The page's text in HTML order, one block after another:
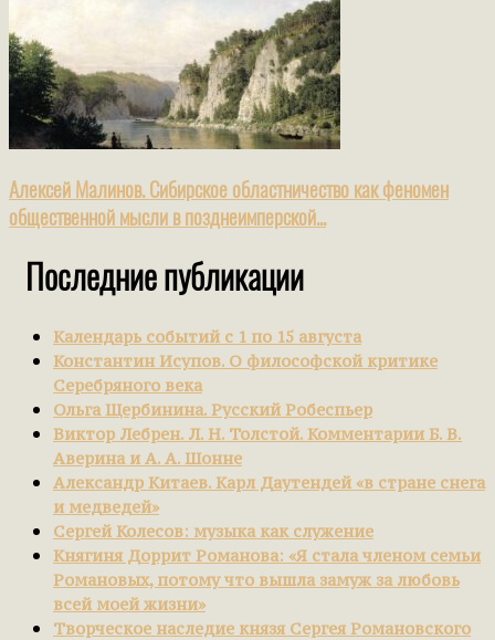
Алексей Малинов. Сибирское областничество как феномен
общественной мысли в позднеимперской...
Последние публикации
Календарь событий с 1 по 15 августа
Константин Исупов. О философской критике
Серебряного века
Ольга Щербинина. Русский Робеспьер
Виктор Лебрен. Л. Н. Толстой. Комментарии Б. В.
Аверина и А. А. Шонне
Александр Китаев. Карл Даутендей «в стране снега
и медведей»
Сергей Колесов: музыка как служение
Княгиня Доррит Романова: «Я стала членом семьи
Романовых, потому что вышла замуж за любовь
всей моей жизни»
Творческое наследие князя Сергея Романовского